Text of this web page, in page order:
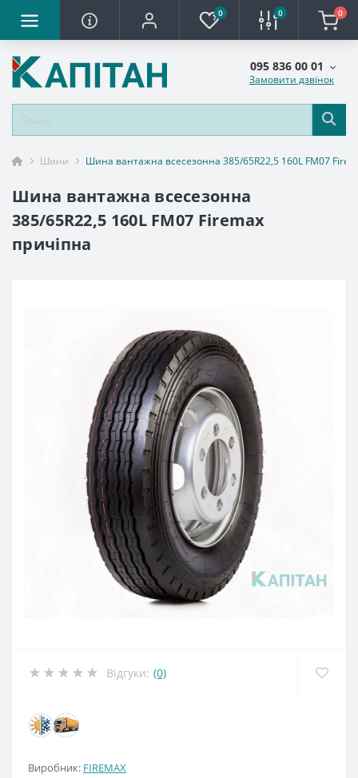
0 0 0
095 836 00 01
Замовити дзвінок
Шини Шина вантажна всесезонна 385/65R22,5 160L FM07
Шина вантажна всесезонна
385/65R22,5 160L FM07 Firemax
причіпна
Відгуки: (0)
Виробник: FIREMAX